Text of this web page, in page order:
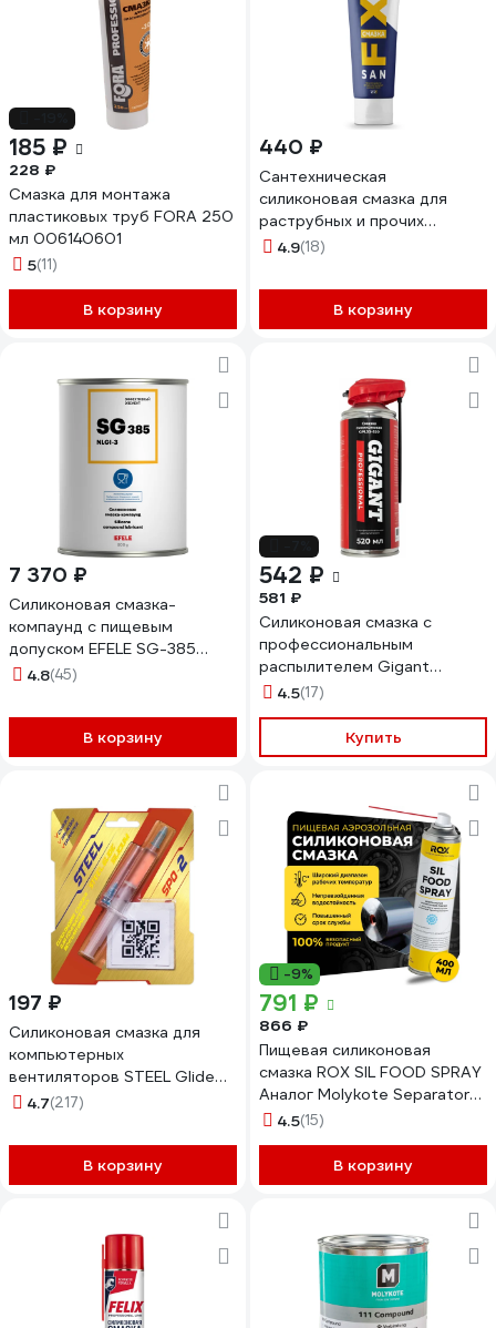
185 ₽
228 ₽
Смазка для монтажа
пластиковых труб FORA 250
мл 006140601
5(11)
В корзину
440 ₽
Сантехническая
силиконовая смазка для
раструбных и прочих
соединений Sanfix 250 мл, в
4.9(18)
В корзину
7 370 ₽
Силиконовая смазка-
компаунд с пищевым
допуском EFELE SG-385
густой силикон, 800 г
4.8(45)
В корзину
542 ₽
581 ₽
Силиконовая смазка с
профессиональным
распылителем Gigant
Professional 520 мл GPLSS-
4.5(17)
Купить
197 ₽
Силиконовая смазка для
компьютерных
вентиляторов STEEL Glide
Silicium SPO-2
4.7(217)
В корзину
-9%
791 ₽
866 ₽
Пищевая силиконовая
смазка ROX SIL FOOD SPRAY
Аналог Molykote Separator
Spray аэрозольный баллон
4.5(15)
В корзину